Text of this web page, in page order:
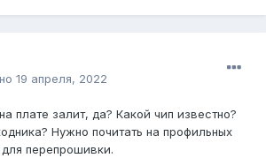
19 апреля, 2022
плате залит, да? Какой чип известно?
Нужно почитать на профильных
перепрошивки.